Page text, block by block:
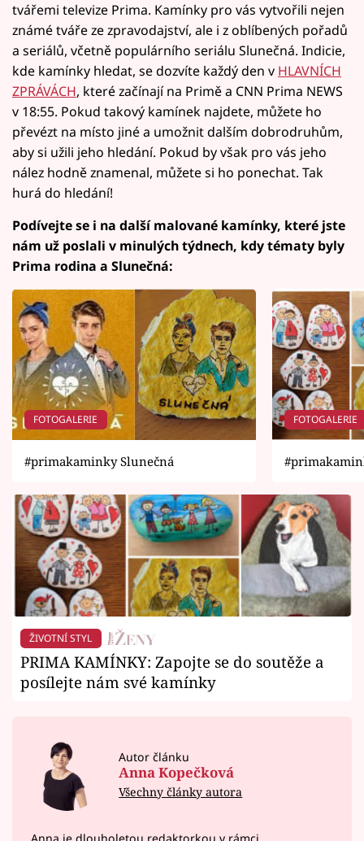
tvářemi televize Prima. Kamínky pro vás vytvořili nejen
známé tváře ze zpravodajství, ale i z oblíbených pořadů
a seriálů, včetně populárního seriálu Slunečná. Indicie,
kde kamínky hledat, se dozvíte každý den v HLAVNÍCH
ZPRÁVÁCH, které začínají na Primě a CNN Prima NEWS
v 18:55. Pokud takový kamínek najdete, můžete ho
převézt na místo jiné a umožnit dalším dobrodruhům,
aby si užili jeho hledání. Pokud by však pro vás jeho
nález hodně znamenal, můžete si ho ponechat. Tak
hurá do hledání!
Podívejte se i na další malované kamínky, které jste
nám už poslali v minulých týdnech, kdy tématy byly
Prima rodina a Slunečná:
FOTOGALERIE
#primakaminky Slunečná
FOTOGALERIE
ŽIVOTNÍ STYL
PRIMA KAMÍNKY: Zapojte se do soutěže a
posílejte nám své kamínky
Autor článku
Anna Kopečková
Všechny články autora